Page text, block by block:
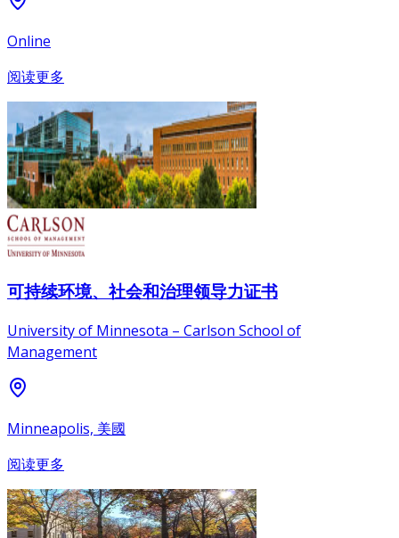
Online
阅读更多
可持续环境、社会和治理领导力证书
University of Minnesota – Carlson School of
Management
Minneapolis, 美國
阅读更多